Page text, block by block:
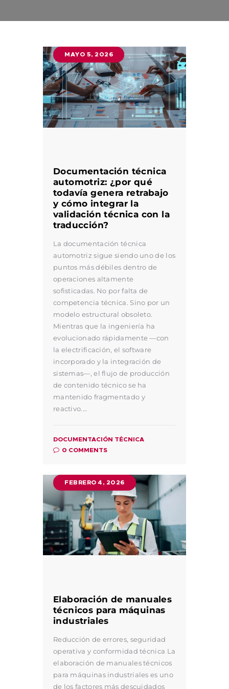
MAYO 5, 2026
Documentación técnica
automotriz: ¿por qué
todavía genera retrabajo
y cómo integrar la
validación técnica con la
traducción?
La documentación técnica
automotriz sigue siendo uno de los
puntos más débiles dentro de
operaciones altamente
sofisticadas. No por falta de
competencia técnica. Sino por un
modelo estructural obsoleto.
Mientras que la ingeniería ha
evolucionado rápidamente —con
la electrificación, el software
incorporado y la integración de
sistemas—, el flujo de producción
de contenido técnico se ha
mantenido fragmentado y
reactivo.…
DOCUMENTACIÓN TÉCNICA
0 COMMENTS
FEBRERO 4, 2026
Elaboración de manuales
técnicos para máquinas
industriales
Reducción de errores, seguridad
operativa y conformidad técnica La
elaboración de manuales técnicos
para máquinas industriales es uno
de los factores más descuidados